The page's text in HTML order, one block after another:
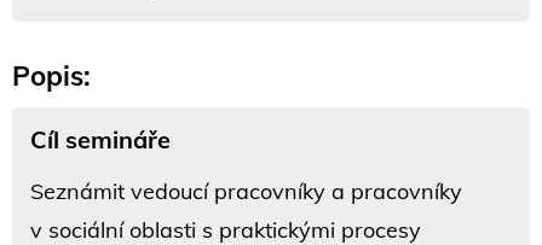
Popis:
Cíl semináře
Seznámit vedoucí pracovníky a pracovníky
v sociální oblasti s praktickými procesy